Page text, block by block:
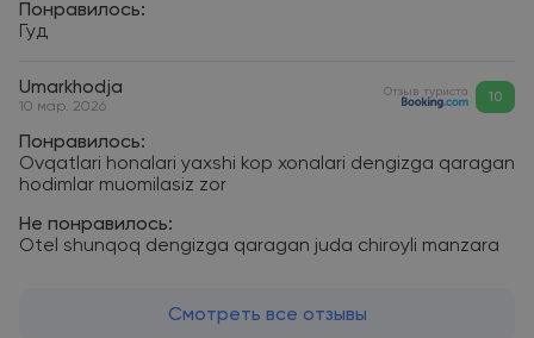
Понравилось:
Гуд
Umarkhodja
10 мар. 2026
Отзыв туриста 10
Понравилось:
Ovqatlari honalari yaxshi kop xonalari dengizga qaragan
hodimlar muomilasiz zor
Не понравилось:
Otel shunqoq dengizga qaragan juda chiroyli manzara
Смотреть все отзывы